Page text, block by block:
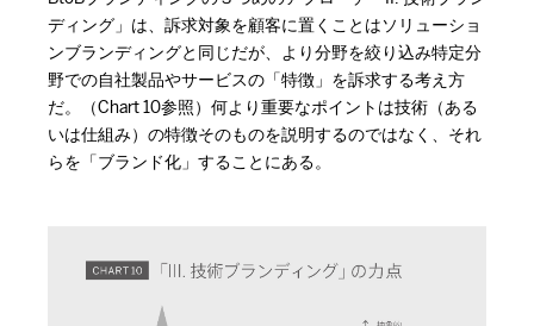
ディング」は、訴求対象を顧客に置くことはソリューショ
ンブランディングと同じだが、より分野を絞り込み特定分
野での自社製品やサービスの「特徴」を訴求する考え方
だ。（Chart 10参照）何より重要なポイントは技術（ある
いは仕組み）の特徴そのものを説明するのではなく、それ
らを「ブランド化」することにある。